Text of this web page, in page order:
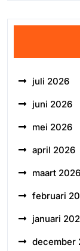
juli 2026
juni 2026
mei 2026
april 2026
maart 2026
februari
januari
december